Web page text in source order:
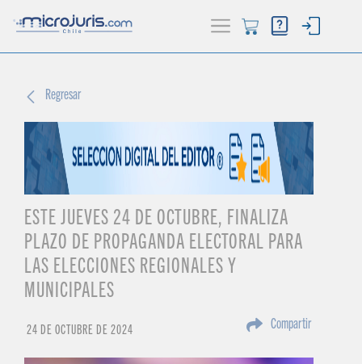
ACTUALIDAD
BUSCADOR
HERRAMIENTAS
Regresar
ESTE JUEVES 24 DE OCTUBRE, FINALIZA
PLAZO DE PROPAGANDA ELECTORAL PARA
LAS ELECCIONES REGIONALES Y
MUNICIPALES
24 DE OCTUBRE DE 2024 Compartir